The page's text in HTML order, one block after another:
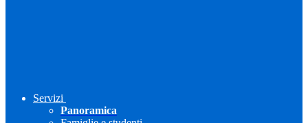
Servizi
Panoramica